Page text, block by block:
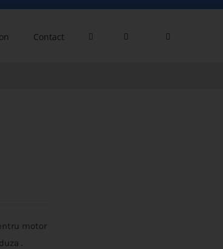
Contact
motor
.